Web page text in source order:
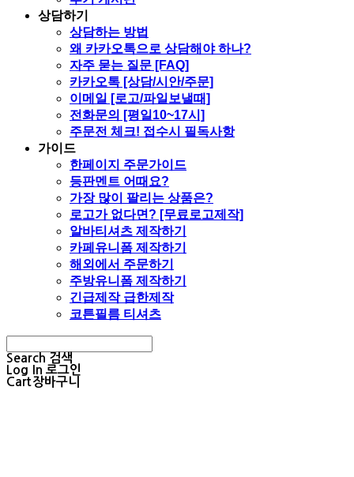
상담하기
상담하는 방법
왜 카카오톡으로 상담해야 하나?
자주 묻는 질문 [FAQ]
카카오톡 [상담/시안/주문]
이메일 [로고/파일보낼때]
전화문의 [평일10~17시]
주문전 체크! 접수시 필독사항
가이드
한페이지 주문가이드
등판멘트 어때요?
가장 많이 팔리는 상품은?
로고가 없다면? [무료로고제작]
알바티셔츠 제작하기
카페유니폼 제작하기
해외에서 주문하기
주방유니폼 제작하기
긴급제작 급한제작
코튼필름 티셔츠
Search 검색
Log In 로그인
Cart장바구니